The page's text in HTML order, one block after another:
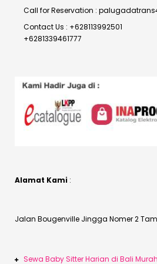
Call for Reservation :
Contact Us : +628113992501
+6281339461777
Alamat Kami :
Jalan Bougenville Jingga Nomer 2
Sewa Baby Sitter Harian di Bali Murah